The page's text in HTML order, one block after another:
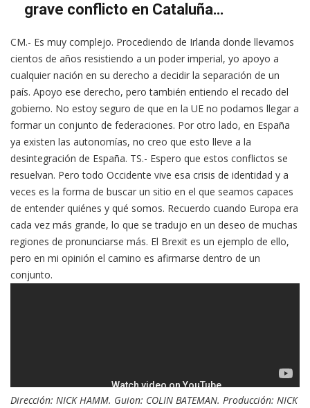
grave conflicto en Cataluña…
CM.- Es muy complejo. Procediendo de Irlanda donde llevamos
cientos de años resistiendo a un poder imperial, yo apoyo a
cualquier nación en su derecho a decidir la separación de un
país. Apoyo ese derecho, pero también entiendo el recado del
gobierno. No estoy seguro de que en la UE no podamos llegar a
formar un conjunto de federaciones. Por otro lado, en España
ya existen las autonomías, no creo que esto lleve a la
desintegración de España. TS.- Espero que estos conflictos se
resuelvan. Pero todo Occidente vive esa crisis de identidad y a
veces es la forma de buscar un sitio en el que seamos capaces
de entender quiénes y qué somos. Recuerdo cuando Europa era
cada vez más grande, lo que se tradujo en un deseo de muchas
regiones de pronunciarse más. El Brexit es un ejemplo de ello,
pero en mi opinión el camino es afirmarse dentro de un
conjunto.
Dirección: NICK HAMM. Guion: COLIN BATEMAN. Producción: NICK